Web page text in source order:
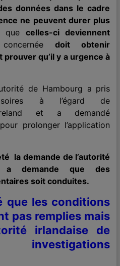
données dans le cadre
ne peuvent durer plus
quecelles-ci deviennent
doit obtenir
prouver qu’il y a urgence à
de Hambourg a pris
à l’égard de
Ireland et a demandé
prolonger l’application
la demande de l’autorité
a demande que des
soit conduites.
que les conditions
pas remplies mais
irlandaise de